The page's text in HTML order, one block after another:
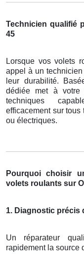
Technicien qualifié
45
Lorsque vos volets
appel à un
leur durabilité.
dédiée met à votre
techniques
efficacement sur tous
ou électriques.
Pourquoi choisir
volets roulants sur
1. Diagnostic précis
Un réparateur
rapidement la source